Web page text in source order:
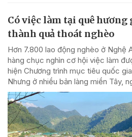
Có việc làm tại quê hương
thành quả thoát nghèo
Hơn 7.800 lao động nghèo ở Nghệ
hàng chục nghìn cơ hội việc làm
hiện Chương trình mục tiêu quốc
Nhưng ở nhiều bản làng miền Tây,